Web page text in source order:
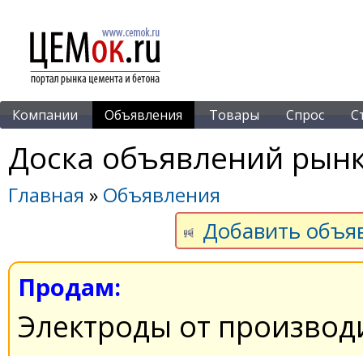
Компании Объявления Товары Спрос
Доска объявлений
Главная » Объявления
Добавить
Продам:
Электроды от